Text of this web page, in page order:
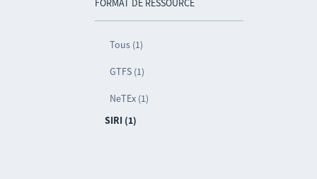
FORMAT DE RESSOURCE
Tous (1)
GTFS (1)
NeTEx (1)
SIRI (1)